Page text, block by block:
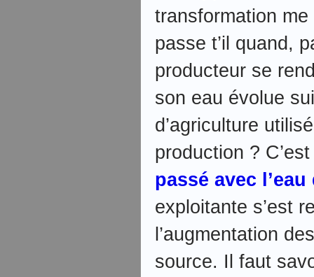
transformation
passe t’il quand,
producteur se
son eau évolue
d’agriculture
production ?
passé avec
exploitante s’est
l’augmentation
source. Il faut